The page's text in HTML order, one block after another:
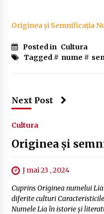
Originea și Semnificația
Posted in Cultura
Tagged # nume #
Next Post
Cultura
Originea și
J mai 23 , 2024
Cuprins Originea numelui
diferite culturi
Numele Lia în istorie și